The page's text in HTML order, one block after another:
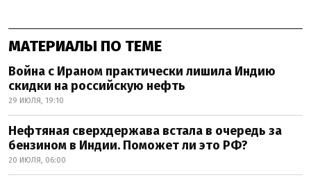
МАТЕРИАЛЫ ПО ТЕМЕ
Война с Ираном практически лишила Индию
скидки на российскую нефть
29 ИЮЛЯ, 19:10
Нефтяная сверхдержава встала в очередь за
бензином в Индии. Поможет ли это РФ?
20 ИЮЛЯ, 06:00